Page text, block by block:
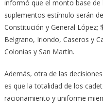
informó que el monto base de
suplementos estímulo serán
Constitución y General López;
Belgrano, Iriondo, Caseros y
Colonias y San Martín.
Además, otra de las
es que la totalidad de los
racionamiento y uniforme